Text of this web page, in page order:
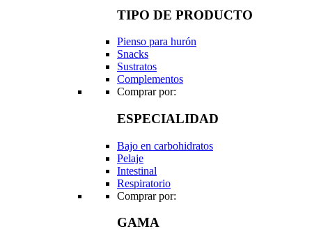
TIPO DE PRODUCTO
Pienso para hurón
Snacks
Sustratos
Complementos
Comprar por:
ESPECIALIDAD
Bajo en carbohidratos
Pelaje
Intestinal
Respiratorio
Comprar por:
GAMA